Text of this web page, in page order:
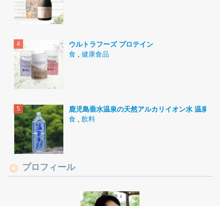
ウルトラフーズ プロテイン
食
健康食品
鹿児島垂水温泉の天然アルカリイオン水 温泉水
食
飲料
プロフィール